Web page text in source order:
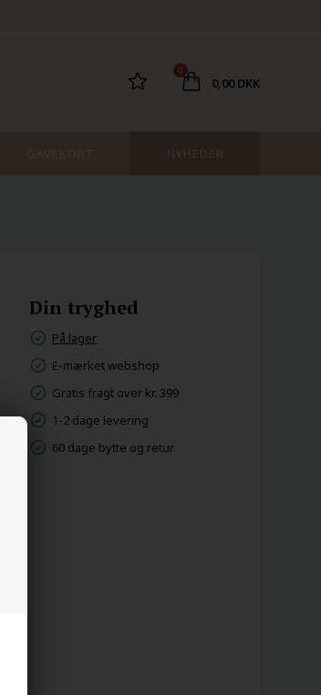
0
0,00 DKK
NYHEDER
Din tryghed
På lager
E-mærket webshop
Gratis fragt over kr. 399
1-2 dage levering
60 dage bytte og retur